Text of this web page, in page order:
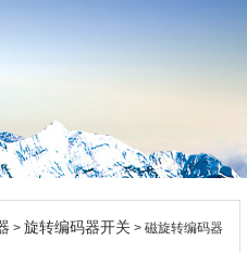
> 旋转编码器开关 > 磁旋转编码器